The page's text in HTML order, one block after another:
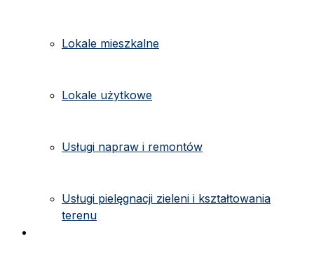
Lokale mieszkalne
Lokale użytkowe
Usługi napraw i remontów
Usługi pielęgnacji zieleni i kształtowania
terenu